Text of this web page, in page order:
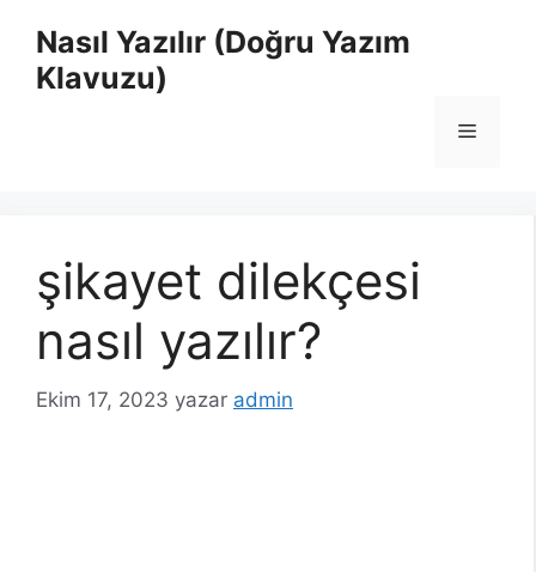
Nasıl Yazılır (Doğru Yazım
Klavuzu)
Menü
şikayet dilekçesi
nasıl yazılır?
Ekim 17, 2023 yazar admin